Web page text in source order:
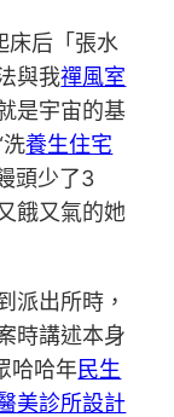
床后「張水
與我禪風室
是宇宙的基
洗養生住宅
頭少了3
餓又氣的她
派出所時，
時講述本身
哈哈年民生
美診所設計